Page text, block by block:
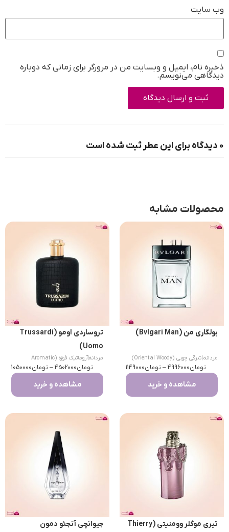
وب‌ سایت
ذخیره نام، ایمیل و وبسایت من در مرورگر برای زمانی که دوباره
دیدگاهی می‌نویسم.
0 دیدگاه برای این عطر ثبت شده است
محصولات مشابه
بولگاری من (Bvlgari Man)
مردانه|شرقی چوبی (Oriental Woody)
تومان4996000
– تومان1149000
مشاهده و خرید
تروساردی اومو (Trussardi
Uomo)
مردانه|
آروماتیک فوژه (Aromatic
Fougere)
تومان4502000
– تومان1050000
مشاهده و خرید
تیری موگلر وومنیتی (Thierry
جیوانچی آنجئو دمون